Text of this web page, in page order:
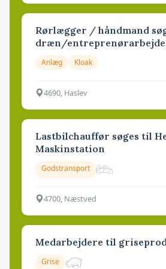
Rørlægger / håndmand
dræn/
Anlæg Kloak
4690, Haslev
Lastbilchauffør søges til
Maskinstation
Godstransport
4700, Næstved
Medarbejdere til
Grise